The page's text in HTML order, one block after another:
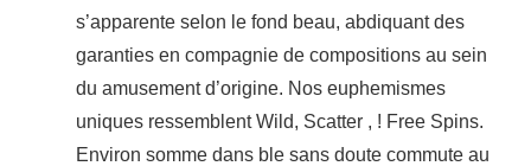
s’apparente selon le fond beau, abdiquant des
garanties en compagnie de compositions au sein
du amusement d’origine. Nos euphemismes
uniques ressemblent Wild, Scatter , ! Free Spins.
Environ somme dans ble sans doute commute au